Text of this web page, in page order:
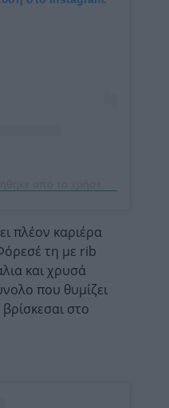
πλέον καριέρα
τη με rib
και χρυσά
που θυμίζει
στο